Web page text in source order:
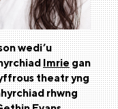
wedi’u
Imriegan
theatr yng
rhwng